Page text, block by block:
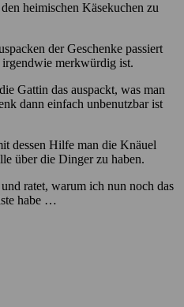
heimischen Käsekuchen zu
der Geschenke passiert
merkwürdig ist.
Gattin das auspackt, was man
dann einfach unbenutzbar ist
dessen Hilfe man die Knäuel
über die Dinger zu haben.
ratet, warum ich nun noch das
habe …